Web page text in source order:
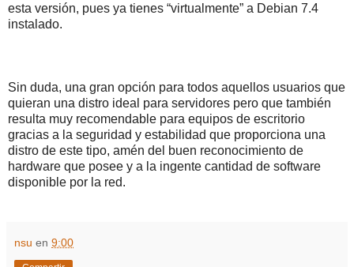
esta versión, pues ya tienes “virtualmente” a Debian 7.4
instalado.
Sin duda, una gran opción para todos aquellos usuarios que
quieran una distro ideal para servidores pero que también
resulta muy recomendable para equipos de escritorio
gracias a la seguridad y estabilidad que proporciona una
distro de este tipo, amén del buen reconocimiento de
hardware que posee y a la ingente cantidad de software
disponible por la red.
nsu en 9:00